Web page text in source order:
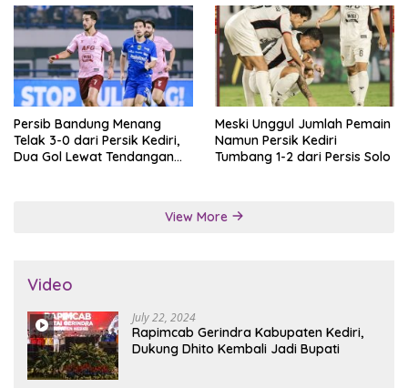
Persib Bandung Menang
Telak 3-0 dari Persik Kediri,
Dua Gol Lewat Tendangan
Meski Unggul Jumlah Pemain
Namun Persik Kediri
Tumbang 1-2 dari Persis Solo
View More
Video
July 22, 2024
Rapimcab Gerindra Kabupaten Kediri,
Dukung Dhito Kembali Jadi Bupati